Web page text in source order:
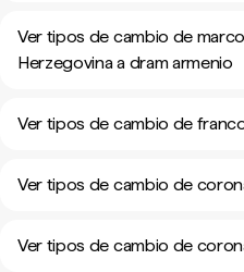
Ver tipos de cambio de
Herzegovina a dram armenio
Ver tipos de cambio de
Ver tipos de cambio de
Ver tipos de cambio de